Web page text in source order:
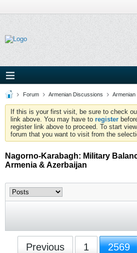
Forum Armenian Discussions Armenian
If this is your first visit, be sure to check
link above. You may have to register
register link above to proceed. To start
forum that you want to visit from the
Nagorno-Karabagh: Military
Armenia & Azerbaijan
Previous 1 2569